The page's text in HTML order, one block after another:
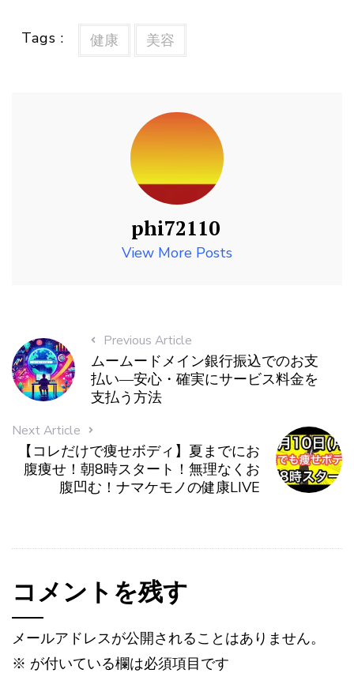
Tags : 健康 美容
phi72110
View More Posts
Previous Article
ムームードメイン銀行振込でのお支
払い―安心・確実にサービス料金を
支払う方法
Next Article
【コレだけで痩せボディ】夏までにお
腹痩せ！朝8時スタート！無理なくお
腹凹む！ナマケモノの健康LIVE
コメントを残す
メールアドレスが公開されることはありません。
※ が付いている欄は必須項目です